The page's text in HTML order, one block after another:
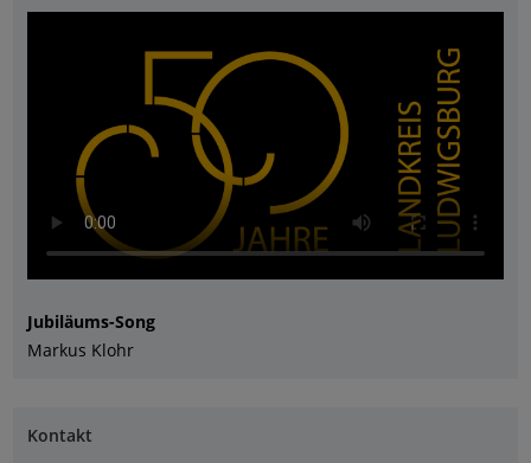
Jubiläums-Song
Markus Klohr
Kontakt